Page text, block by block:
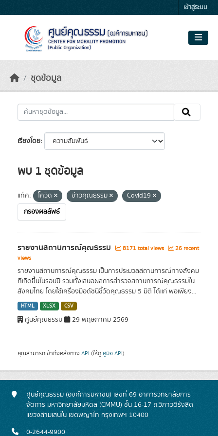
เข้าสู่ระบบ
ชุดข้อมูล
เรียงโดย
พบ 1 ชุดข้อมูล
แท็ค: โควิด ข่าวคุณธรรม
Covid19
กรองผลลัพธ์
รายงานสถานการณ์คุณธรรม 8171 total views
26 recent
views
รายงานสถานการณ์คุณธรรม เป็นการประมวลสถานการณ์ทางสังคม
ที่เกิดขึ้นในรอบปี รวมทั้งเสนอผลการสำรวจสถานการณ์คุณธรรมใน
สังคมไทย โดยใช้เครื่องมือดัชนีชี้วัดคุณธรรม 5 มิติ ได้แก่ พอเพียง...
HTML XLSX CSV
ศูนย์คุณธรรม 29 พฤษภาคม 2569
คุณสามารถเข้าถึงคลังทาง API (ให้ดู คู่มือ API).
ศูนย์คุณธรรม (องค์การมหาชน) เลขที่ 69 อาคารวิทยาลัยการ
จัดการ มหาวิทยาลัยมหิดล (CMMU) ชั้น 16-17 ถ.วิภาวดีรังสิต
แขวงสามเสนใน เขตพญาไท กรุงเทพฯ 10400
0-2644-9900